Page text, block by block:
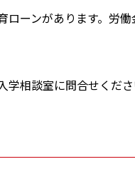
ローンがあります。
相談室に問合せくださ